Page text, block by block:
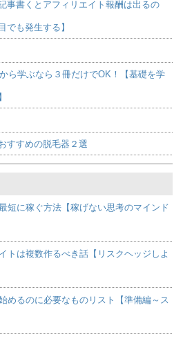
事書くとアフィリエイト報酬は出るの
でも発生する】
ら学ぶなら３冊だけでOK！【基礎を学
すすめの脱毛器２選
短に稼ぐ方法【稼げない思考のマインド
トは複数作るべき話【リスクヘッジしよ
めるのに必要なものリスト【準備編～ス